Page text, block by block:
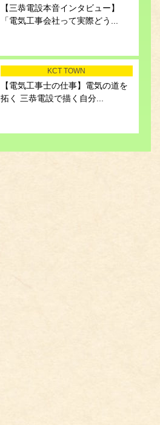
【三恭電設本音インタビュー】
「電気工事会社って実際どう...
KCT TOWN
【電気工事士の仕事】電気の道を
拓く 三恭電設で描く自分...